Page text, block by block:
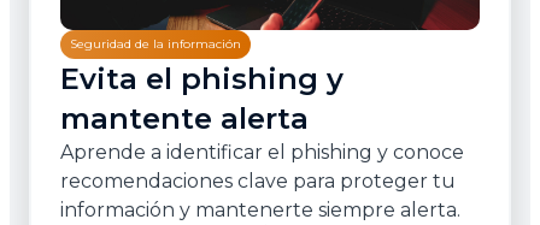
Seguridad de la información
Evita el phishing y
mantente alerta
Aprende a identificar el phishing y conoce
recomendaciones clave para proteger tu
información y mantenerte siempre alerta.